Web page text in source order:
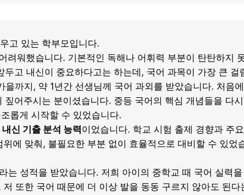
고 있는 학부모입니다.
려워했습니다. 기본적인 독해나 어휘력 부분이 탄탄하지
고 내신이 중요하다고는 하는데, 국어 과목이 가장 큰
을까지, 약 1년간 선생님께 국어 과외를 받았습니다. 처음
어주시는 분이셨습니다. 중등 국어의 핵심 개념들을 다
롭게 시작할 수 있었습니다.
신 기출 분석 능력이었습니다. 학교 시험 출제 경향과 주
에 맞춰, 불필요한 부분 없이 효율적으로 대비할 수 있
는 성적을 받았습니다. 저희 아이의 중학교 때 국어 실력
또한 국어 때문에 더 이상 발을 동동 구르지 않아도 된